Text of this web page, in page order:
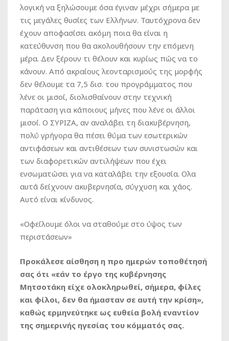
λογική να ξηλώσουμε όσα έγιναν μέχρι σήμερα με
τις μεγάλες θυσίες των Ελλήνων. Ταυτόχρονα δεν
έχουν αποφασίσει ακόμη ποια θα είναι η
κατεύθυνση που θα ακολουθήσουν την επόμενη
μέρα. Δεν ξέρουν τι θέλουν και κυρίως πώς να το
κάνουν. Από ακραίους λεονταρισμούς της μορφής
δεν θέλουμε τα 7,5 δισ. του προγράμματος που
λένε οι μισοί, διολισθαίνουν στην τεχνική
παράταση για κάποιους μήνες που λένε οι άλλοι
μισοί. Ο ΣΥΡΙΖΑ, αν αναλάβει τη διακυβέρνηση,
πολύ γρήγορα θα πέσει θύμα των εσωτερικών
αντιφάσεων και αντιθέσεων των συνιστωσών και
των διαφορετικών αντιλήψεων που έχει
ενσωματώσει για να καταλάβει την εξουσία. Ολα
αυτά δείχνουν ακυβερνησία, σύγχυση και χάος.
Αυτό είναι κίνδυνος.
«Οφείλουμε όλοι να σταθούμε στο ύψος των
περιστάσεων»
Προκάλεσε αίσθηση η προ ημερών τοποθέτησή
σας ότι «εάν το έργο της κυβέρνησης
Μητσοτάκη είχε ολοκληρωθεί, σήμερα, φίλες
και φίλοι, δεν θα ήμασταν σε αυτή την κρίση»,
καθώς ερμηνεύτηκε ως ευθεία βολή εναντίον
της σημερινής ηγεσίας του κόμματός σας.